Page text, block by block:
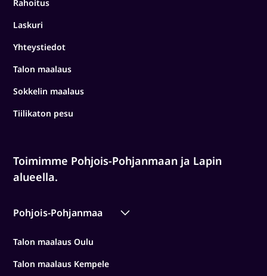
Rahoitus
Laskuri
Yhteystiedot
Talon maalaus
Sokkelin maalaus
Tiilikaton pesu
Toimimme Pohjois-Pohjanmaan ja Lapin
alueella.
Pohjois-Pohjanmaa
Talon maalaus Oulu
Talon maalaus Kempele